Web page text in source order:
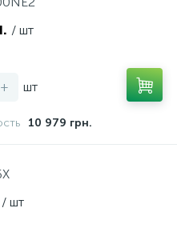
/ шт
+ шт
10 979 грн.
/ шт